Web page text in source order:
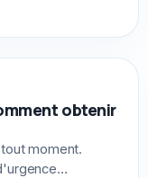
obtenir
moment.